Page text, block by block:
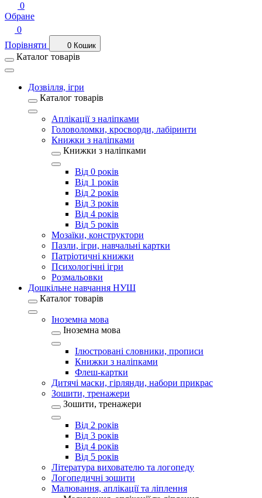
0
Обране
0
Порівняти
0 Кошик
Каталог товарів
Дозвілля, ігри
Каталог товарів
Аплікації з наліпками
Головоломки, кросворди, лабіринти
Книжки з наліпками
Книжки з наліпками
Від 0 років
Від 1 років
Від 2 років
Від 3 років
Від 4 років
Від 5 років
Мозаїки, конструктори
Пазли, ігри, навчальні картки
Патріотичні книжки
Психологічні ігри
Розмальовки
Дошкільне навчання НУШ
Каталог товарів
Іноземна мова
Іноземна мова
Ілюстровані словники, прописи
Книжки з наліпками
Флеш-картки
Дитячі маски, гірлянди, набори прикрас
Зошити, тренажери
Зошити, тренажери
Від 2 років
Від 3 років
Від 4 років
Від 5 років
Література вихователю та логопеду
Логопедичні зошити
Малювання, аплікації та ліплення